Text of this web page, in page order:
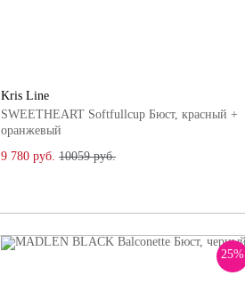
Kris Line
SWEETHEART Softfullcup Бюст, красный +
оранжевый
9 780 руб. 10059 руб.
25%